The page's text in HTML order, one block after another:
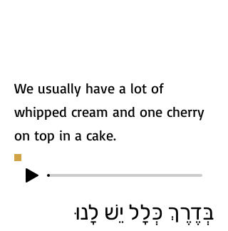
We usually have a lot of
whipped cream and one cherry
on top in a cake.
בְּדֶרֶךְ כְּלָל יֵשׁ לָנוּ